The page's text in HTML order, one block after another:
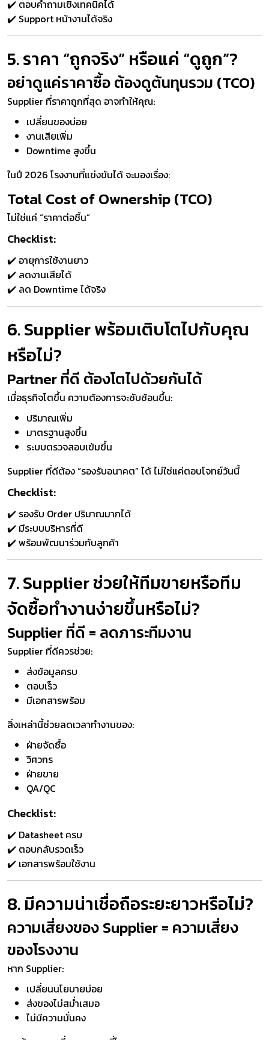
✔️ ตอบคำถามเชิงเทคนิคได้
✔️ Support หน้างานได้จริง
5. ราคา “ถูกจริง” หรือแค่ “ดูถูก”?
อย่าดูแค่ราคาซื้อ ต้องดูต้นทุนรวม (TCO)
Supplier ที่ราคาถูกที่สุด อาจทำให้คุณ:
เปลี่ยนของบ่อย
งานเสียเพิ่ม
Downtime สูงขึ้น
ในปี 2026 โรงงานที่แข่งขันได้ จะมองเรื่อง:
Total Cost of Ownership (TCO)
ไม่ใช่แค่ “ราคาต่อชิ้น”
Checklist:
✔️ อายุการใช้งานยาว
✔️ ลดงานเสียได้
✔️ ลด Downtime ได้จริง
6. Supplier พร้อมเติบโตไปกับคุณ
หรือไม่?
Partner ที่ดี ต้องโตไปด้วยกันได้
เมื่อธุรกิจโตขึ้น ความต้องการจะซับซ้อนขึ้น:
ปริมาณเพิ่ม
มาตรฐานสูงขึ้น
ระบบตรวจสอบเข้มขึ้น
Supplier ที่ดีต้อง “รองรับอนาคต” ได้ ไม่ใช่แค่ตอบโจทย์วันนี้
Checklist:
✔️ รองรับ Order ปริมาณมากได้
✔️ มีระบบบริหารที่ดี
✔️ พร้อมพัฒนาร่วมกับลูกค้า
7. Supplier ช่วยให้ทีมขายหรือทีม
จัดซื้อทำงานง่ายขึ้นหรือไม่?
Supplier ที่ดี = ลดภาระทีมงาน
Supplier ที่ดีควรช่วย:
ส่งข้อมูลครบ
ตอบเร็ว
มีเอกสารพร้อม
สิ่งเหล่านี้ช่วยลดเวลาทำงานของ:
ฝ่ายจัดซื้อ
วิศวกร
ฝ่ายขาย
QA/QC
Checklist:
✔️ Datasheet ครบ
✔️ ตอบกลับรวดเร็ว
✔️ เอกสารพร้อมใช้งาน
8. มีความน่าเชื่อถือระยะยาวหรือไม่?
ความเสี่ยงของ Supplier = ความเสี่ยง
ของโรงงาน
หาก Supplier:
เปลี่ยนนโยบายบ่อย
ส่งของไม่สม่ำเสมอ
ไม่มีความมั่นคง